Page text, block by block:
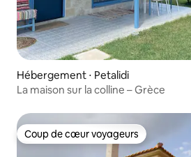
Hébergement ⋅ Petalidi
La maison sur la colline – Grèce
Coup de cœur voyageurs
Coup de cœur voyageurs